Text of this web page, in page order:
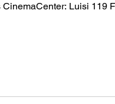
Luisi 119 Finalistas